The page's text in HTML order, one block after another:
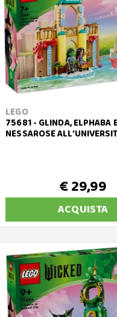
LEGO
75681 - GLINDA, ELPHABA
NESSAROSE
€ 29,99
ACQUISTA